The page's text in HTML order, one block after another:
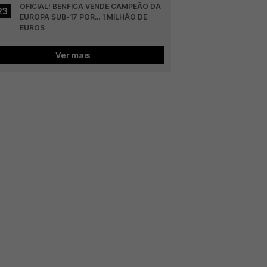
OFICIAL! BENFICA VENDE CAMPEÃO DA
EUROPA SUB-17 POR... 1 MILHÃO DE
EUROS
Ver mais